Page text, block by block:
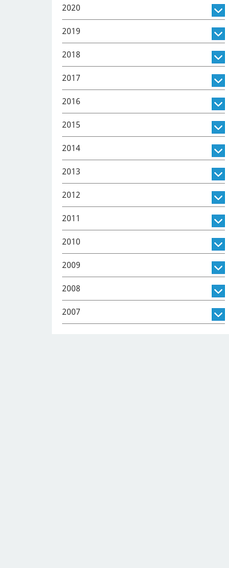
2020
2019
2018
2017
2016
2015
2014
2013
2012
2011
2010
2009
2008
2007